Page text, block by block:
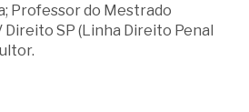
Professor do Mestrado
Direito SP (Linha Direito Penal